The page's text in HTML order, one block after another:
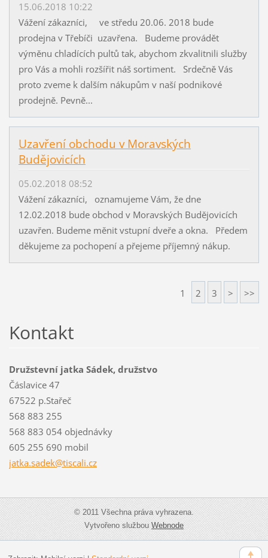
15.06.2018 10:22
Vážení zákazníci, ve středu 20.06. 2018 bude
prodejna v Třebíči uzavřena. Budeme provádět
výměnu chladících pultů tak, abychom zkvalitnili služby
pro Vás a mohli rozšířit náš sortiment. Srdečně Vás
proto zveme k dalším nákupům v naší podnikové
prodejně. Pevně...
Uzavření obchodu v Moravských
Budějovicích
05.02.2018 08:52
Vážení zákazníci, oznamujeme Vám, že dne
12.02.2018 bude obchod v Moravských Budějovicích
uzavřen. Budeme měnit vstupní dveře a okna. Předem
děkujeme za pochopení a přejeme příjemný nákup.
1 2 3 > >>
Kontakt
Družstevní jatka Sádek, družstvo
Čáslavice 47
67522 p.Stařeč
568 883 255
568 883 054 objednávky
605 255 690 mobil
jatka.sadek@tiscali.cz
© 2011 Všechna práva vyhrazena.
Vytvořeno službouWebnode